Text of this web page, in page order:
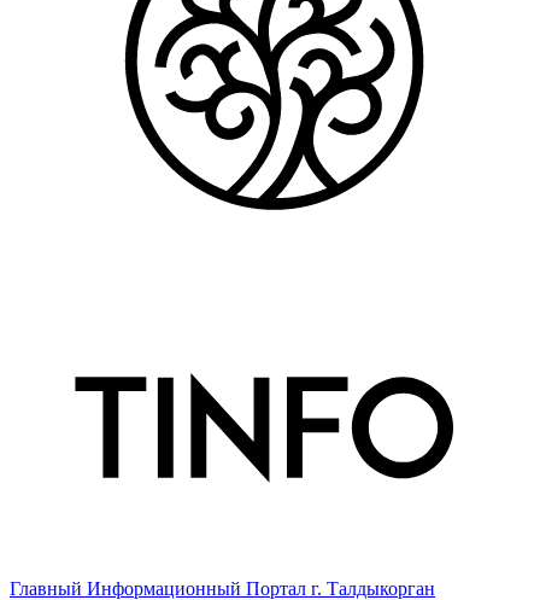
Главный Информационный Портал г. Талдыкорган